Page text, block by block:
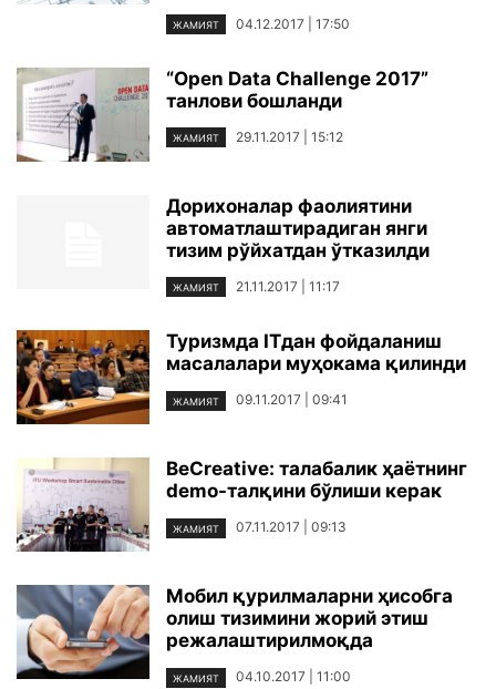
ЖАМИЯТ 04.12.2017 | 17:50
“Open Data Challenge 2017”
танлови бошланди
ЖАМИЯТ 29.11.2017 | 15:12
Дорихоналар фаолиятини
автоматлаштирадиган янги
тизим рўйхатдан ўтказилди
ЖАМИЯТ 21.11.2017 | 11:17
Туризмда ITдан фойдаланиш
масалалари муҳокама қилинди
ЖАМИЯТ 09.11.2017 | 09:41
BeCreative: талабалик ҳаётнинг
demo-талқини бўлиши керак
ЖАМИЯТ 07.11.2017 | 09:13
Мобил қурилмаларни ҳисобга
олиш тизимини жорий этиш
режалаштирилмоқда
ЖАМИЯТ 04.10.2017 | 11:00